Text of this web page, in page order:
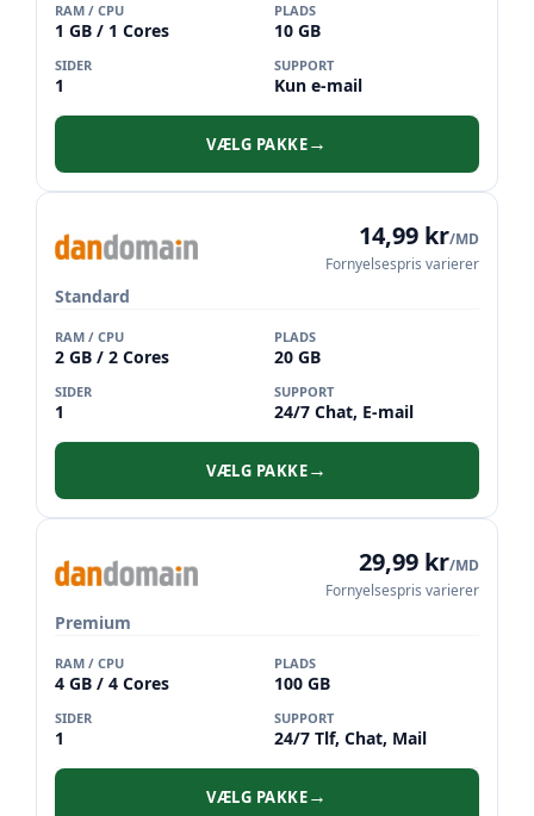
RAM / CPU
1 GB / 1 Cores
PLADS
10 GB
SIDER
1
SUPPORT
Kun e-mail
VÆLG PAKKE→
Standard
14,99 kr/MD
Fornyelsespris varierer
RAM / CPU
2 GB / 2 Cores
PLADS
20 GB
SIDER
1
SUPPORT
24/7 Chat, E-mail
VÆLG PAKKE→
Premium
29,99 kr/MD
Fornyelsespris varierer
RAM / CPU
4 GB / 4 Cores
PLADS
100 GB
SIDER
1
SUPPORT
24/7 Tlf, Chat, Mail
VÆLG PAKKE→